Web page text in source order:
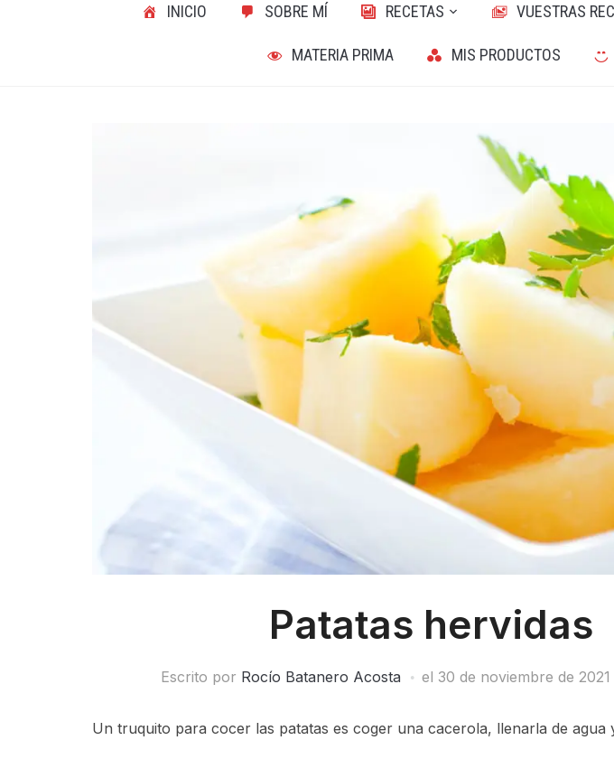
INICIO SOBRE MÍ RECETAS VUESTRAS
MATERIA PRIMA MIS PRODUCTOS
Patatas hervidas
Escrito por Rocío Batanero Acosta el 30 de noviembre de 2021
Un truquito para cocer las patatas es coger una cacerola, llenarla de agua